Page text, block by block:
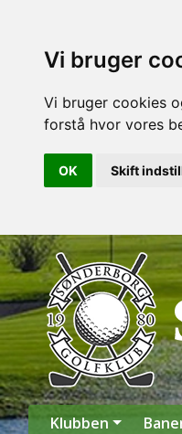
Vi bruger
Vi bruger cookies
forstå hvor vores
OK Skift
Klubben